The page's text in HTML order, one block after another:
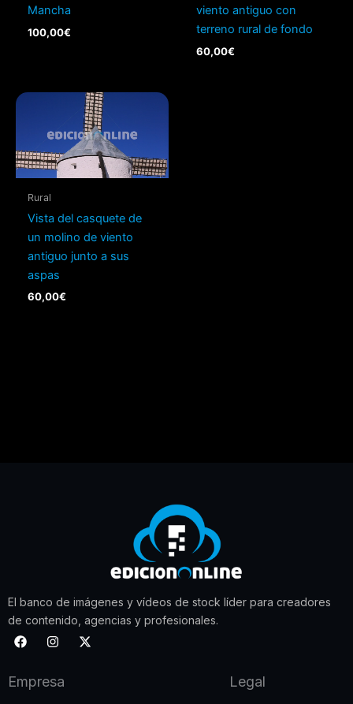
Mancha
100,00€
viento antiguo con
terreno rural de fondo
60,00€
Rural
Vista del casquete de
un molino de viento
antiguo junto a sus
aspas
60,00€
El banco de imágenes y vídeos de stock líder para creadores
de contenido, agencias y profesionales.
F
a
b
I
n
a
X
-
Empresa Legal